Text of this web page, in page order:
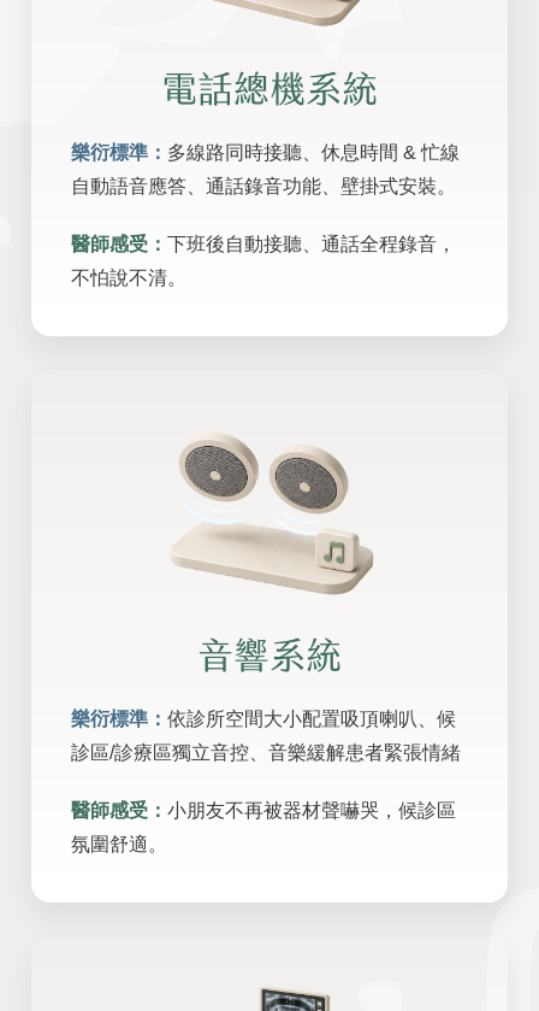
電話總機系統
樂衍標準： 多線路同時接聽、休息時間 & 忙線
自動語音應答、通話錄音功能、壁掛式安裝。
醫師感受： 下班後自動接聽、通話全程錄音，
不怕說不清。
音響系統
樂衍標準： 依診所空間大小配置吸頂喇叭、候
診區/診療區獨立音控、音樂緩解患者緊張情緒
醫師感受： 小朋友不再被器材聲嚇哭，候診區
氛圍舒適。